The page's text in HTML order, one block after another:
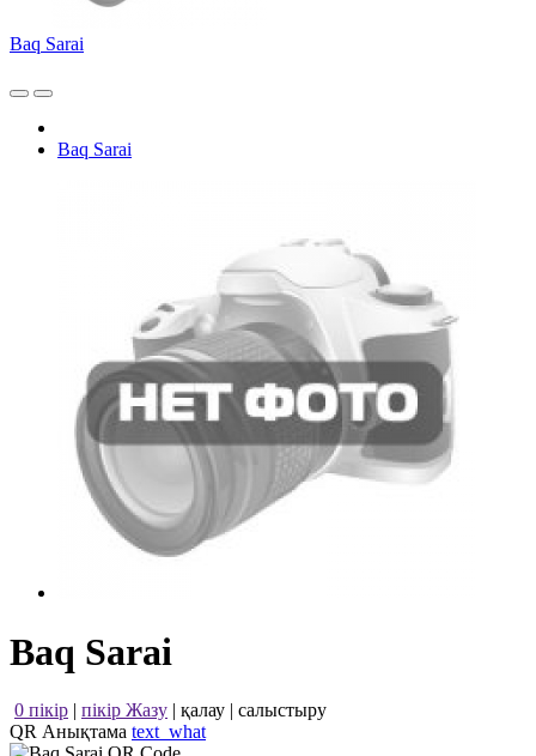
Baq Sarai
Baq Sarai
Baq Sarai
0 пікір | пікір Жазу | қалау | салыстыру
QR Анықтама text_what